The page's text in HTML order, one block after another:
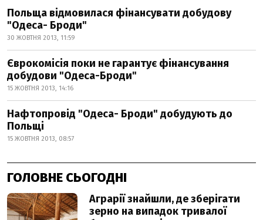
Польща відмовилася фінансувати добудову
"Одеса- Броди"
30 ЖОВТНЯ 2013, 11:59
Єврокомісія поки не гарантує фінансування
добудови "Одеса-Броди"
15 ЖОВТНЯ 2013, 14:16
Нафтопровід "Одеса- Броди" добудують до
Польщі
15 ЖОВТНЯ 2013, 08:57
ГОЛОВНЕ СЬОГОДНІ
Аграрії знайшли, де зберігати
зерно на випадок тривалої